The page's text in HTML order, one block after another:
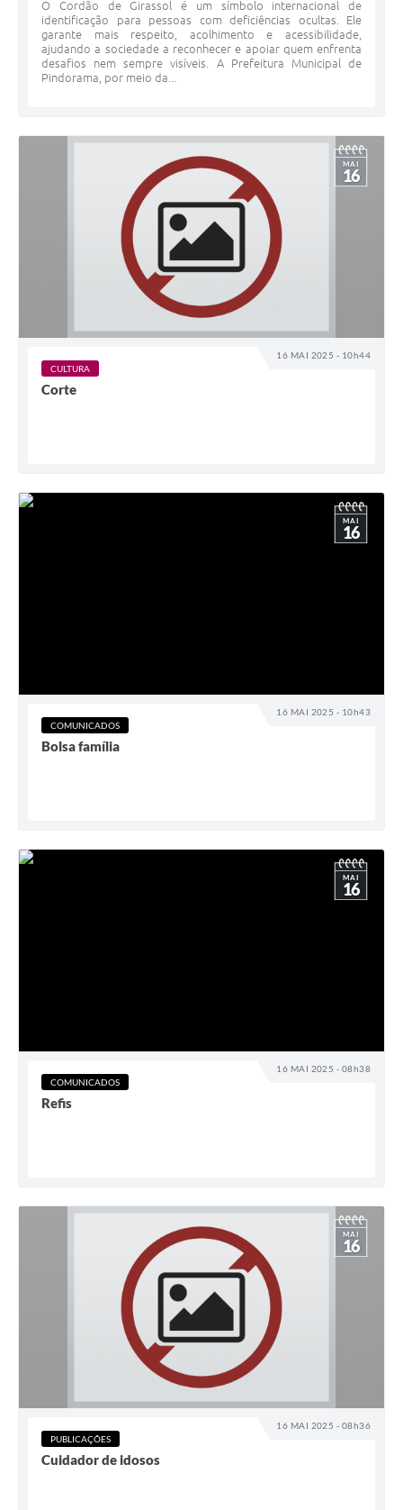
O Cordão de Girassol é um símbolo internacional de
identificação para pessoas com deficiências ocultas. Ele
garante mais respeito, acolhimento e acessibilidade,
ajudando a sociedade a reconhecer e apoiar quem enfrenta
desafios nem sempre visíveis. A Prefeitura Municipal de
Pindorama, por meio da...
16 MAI 2025 - 10h44
MAI
16
CULTURA
Corte
16 MAI 2025 - 10h43
MAI
16
COMUNICADOS
Bolsa família
16 MAI 2025 - 08h38
MAI
16
COMUNICADOS
Refis
16 MAI 2025 - 08h36
MAI
16
PUBLICAÇÕES
Cuidador de idosos